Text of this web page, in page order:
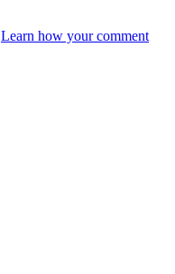
Learn how your comment